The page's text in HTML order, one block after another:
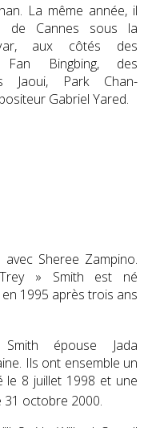
. La même année, il
de Cannes sous la
aux côtés des
Bingbing, des
Jaoui, Park Chan-
Gabriel Yared.
Sheree Zampino.
» Smith est né
1995 après trois ans
épouse Jada
Ils ont ensemble un
le 8 juillet 1998 et une
31 octobre 2000.